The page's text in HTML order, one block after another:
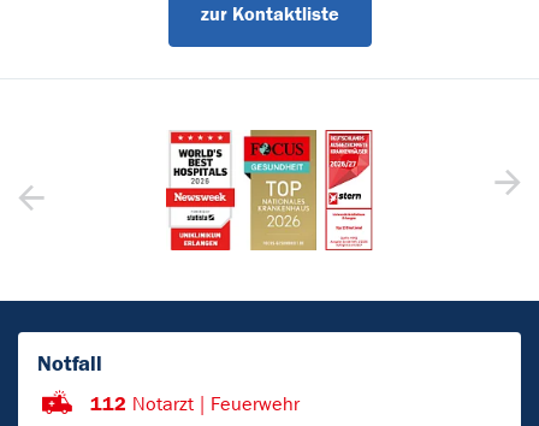
zur Kontaktliste
Notfall
112 Notarzt | Feuerwehr